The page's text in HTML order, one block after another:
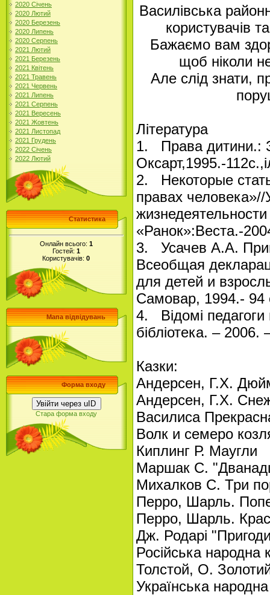
2020 Січень
2020 Лютий
2020 Березень
2020 Липень
2020 Серпень
2021 Лютий
2021 Березень
2021 Квітень
2021 Травень
2021 Червень
2021 Липень
2021 Серпень
2021 Вересень
2021 Жовтень
2021 Листопад
2021 Грудень
2022 Січень
2022 Лютий
Статистика
Онлайн всього: 1
Гостей: 1
Користувачів:0
Мапа відвідувань
Форма входу
Увійти через uID
Стара форма входу
Василівська
користувачів
Бажаємо вам
щоб ніколи
Але слід знати,
Література
1. Права дитини.:
Оксарт,1995.-
2. Некоторые
правах
«Ранок»:Веста.-
3. Усачев А.А.
Всеобщая
для детей и
Самовар, 1994.- 94
4. Відомі педагоги
бібліотека. –
Казки:
Андерсен, Г.Х.
Андерсен, Г.Х.
Василиса
Волк и семеро
Киплинг Р. Маугли
Маршак С.
Михалков С. Три
Перро, Шарль.
Перро, Шарль.
Дж. Родарі
Російська народна
Толстой, О.
Українська